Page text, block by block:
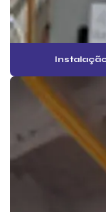
Custo laudo pmoc
Custo pmoc mensal
Empresa de ar
Empresa de
Empresa especialista
Empresa
Empresa de laudo pmoc
Empresa de